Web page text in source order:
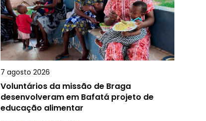
7 agosto 2026
Voluntários da missão de Braga
desenvolveram em Bafatá projeto de
educação alimentar